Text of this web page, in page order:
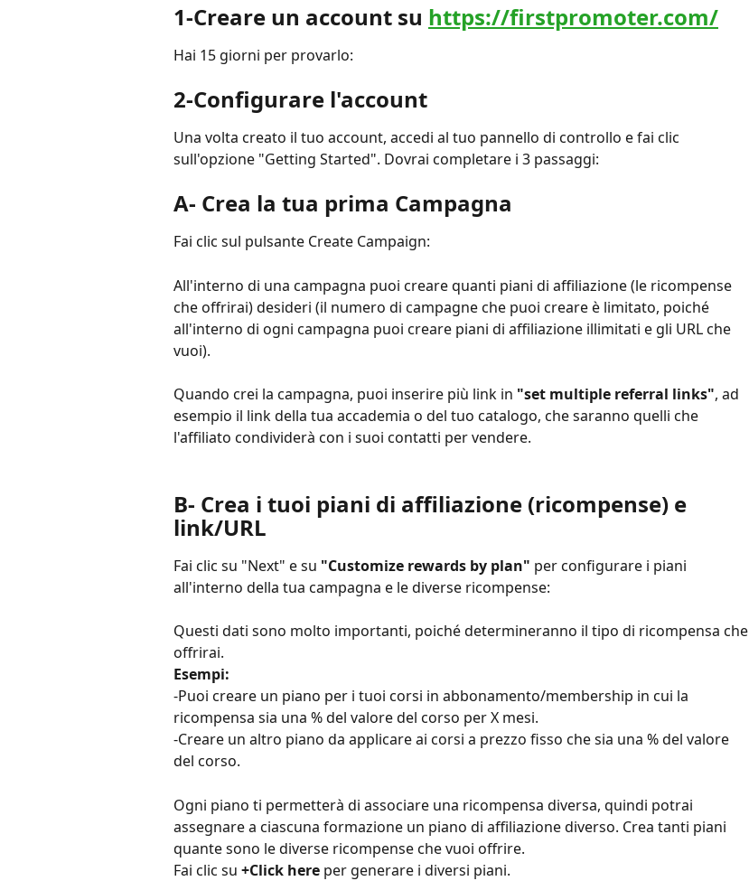
1-Creare un account su https://firstpromoter.com/
Hai 15 giorni per provarlo:
2-Configurare l'account
Una volta creato il tuo account, accedi al tuo pannello di controllo e fai clic
sull'opzione "Getting Started". Dovrai completare i 3 passaggi:
A- Crea la tua prima Campagna
Fai clic sul pulsante Create Campaign:
All'interno di una campagna puoi creare quanti piani di affiliazione (le ricompense
che offrirai) desideri (il numero di campagne che puoi creare è limitato, poiché
all'interno di ogni campagna puoi creare piani di affiliazione illimitati e gli URL che
vuoi).
Quando crei la campagna, puoi inserire più link in "set multiple referral links", ad
esempio il link della tua accademia o del tuo catalogo, che saranno quelli che
l'affiliato condividerà con i suoi contatti per vendere.
B- Crea i tuoi piani di affiliazione (ricompense) e
link/URL
Fai clic su "Next" e su "Customize rewards by plan" per configurare i piani
all'interno della tua campagna e le diverse ricompense:
Questi dati sono molto importanti, poiché determineranno il tipo di ricompensa che
offrirai.
Esempi:
-Puoi creare un piano per i tuoi corsi in abbonamento/membership in cui la
ricompensa sia una % del valore del corso per X mesi.
-Creare un altro piano da applicare ai corsi a prezzo fisso che sia una % del valore
del corso.
Ogni piano ti permetterà di associare una ricompensa diversa, quindi potrai
assegnare a ciascuna formazione un piano di affiliazione diverso. Crea tanti piani
quante sono le diverse ricompense che vuoi offrire.
Fai clic su +Click here per generare i diversi piani.